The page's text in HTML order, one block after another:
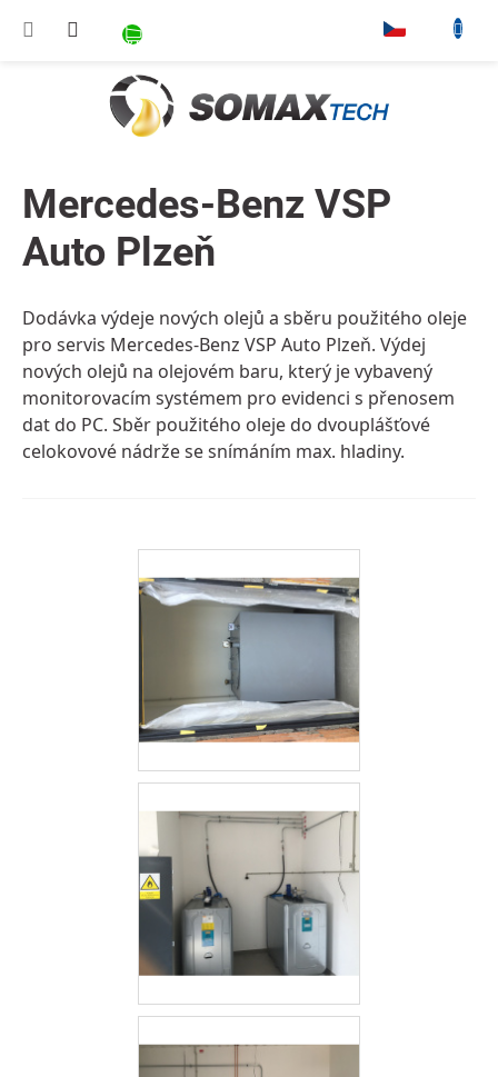
NÁKUPNÍ KOŠÍK
Mercedes-Benz VSP
Auto Plzeň
Dodávka výdeje nových olejů a sběru použitého oleje
pro servis Mercedes-Benz VSP Auto Plzeň. Výdej
nových olejů na olejovém baru, který je vybavený
monitorovacím systémem pro evidenci s přenosem
dat do PC. Sběr použitého oleje do dvouplášťové
celokovové nádrže se snímáním max. hladiny.